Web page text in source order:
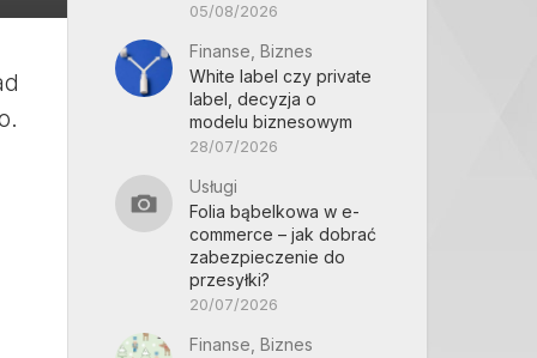
05/08/2026
Finanse, Biznes
White label czy private
label, decyzja o
modelu biznesowym
28/07/2026
Usługi
Folia bąbelkowa w e-
commerce – jak dobrać
zabezpieczenie do
przesyłki?
20/07/2026
Finanse, Biznes